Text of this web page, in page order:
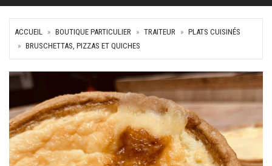
ACCUEIL BOUTIQUE PARTICULIER TRAITEUR
PLATS CUISINÉS
BRUSCHETTAS, PIZZAS ET QUICHES